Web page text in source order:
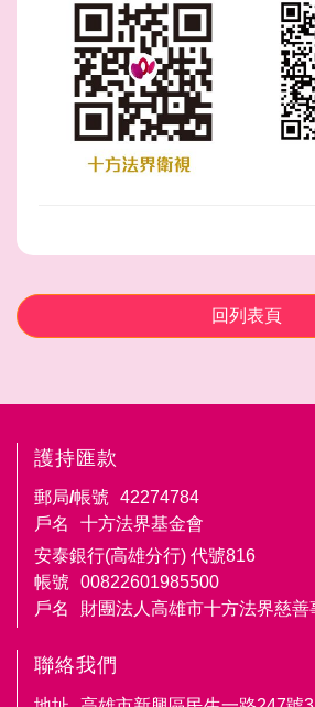
回列表頁
護持匯款
郵局/帳號
42274784
戶名
十方法界基金會
安泰銀行(高雄分行) 代號816
帳號
00822601985500
戶名
財團法人高雄市十方法界慈善
聯絡我們